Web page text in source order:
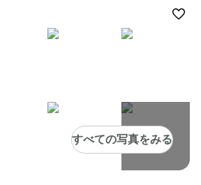
すべての写真をみる